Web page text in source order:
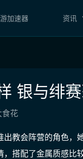
加速器 资讯
银与绯
食花
教会阵营的角色，
搭配了金属质感比